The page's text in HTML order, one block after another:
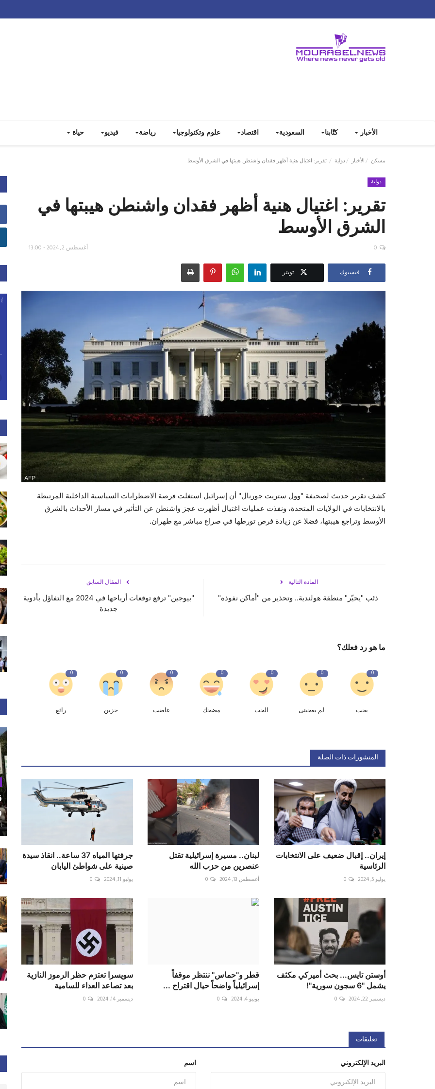
الأخبار كتّابنا السعودية اقتصاد علوم وتكنولوجيا رياضة فيديو حياة
مسكن الأخبار دولية تقرير: اغتيال هنية أظهر فقدان واشنطن هيبتها في الشرق الأوسط
دولية
تقرير: اغتيال هنية أظهر فقدان واشنطن هيبتها في
الشرق الأوسط
أغسطس 2, 2024 - 13:00 0
فيسبوك تويتر
كشف تقرير حديث لصحيفة "وول ستريت جورنال" أن إسرائيل استغلت فرصة الاضطرابات السياسية الداخلية المرتبطة
بالانتخابات في الولايات المتحدة، ونفذت عمليات اغتيال أظهرت عجز واشنطن عن التأثير في مسار الأحداث بالشرق
الأوسط وتراجع هيبتها، فضلا عن زيادة فرص تورطها في صراع مباشر مع طهران.
المقال السابق
"بيوجين" ترفع توقعات أرباحها في 2024 مع التفاؤل بأدوية
جديدة
المادة التالية
ذئب "يحيّر" منطقة هولندية.. وتحذير من "أماكن نفوذه"
ما هو رد فعلك؟
0
يحب
0
لم يعجبنى
0
الحب
0
مضحك
0
غاضب
0
حزين
0
رائع
المنشورات ذات الصلة
إيران.. إقبال ضعيف على الانتخابات
الرئاسية
يوليو 5, 2024 0
لبنان.. مسيرة إسرائيلية تقتل
عنصرين من حزب الله
أغسطس 13, 2024 0
جرفتها المياه 37 ساعة.. انقاذ سيدة
صينية على شواطئ اليابان
يوليو 11, 2024 0
أوستن تايس... بحث أميركي مكثف
يشمل "6 سجون سورية"!
ديسمبر 22, 2024 0
قطر و"حماس" ننتظر موقفاً
إسرائيلياً واضحاً حيال اقتراح ...
يونيو 4, 2024 0
سويسرا تعتزم حظر الرموز النازية
بعد تصاعد العداء للسامية
ديسمبر 14, 2024 0
تعليقات
اسم البريد الإلكتروني